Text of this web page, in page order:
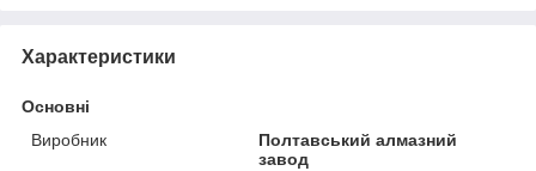
Характеристики
Основні
Виробник
Полтавський алмазний
завод